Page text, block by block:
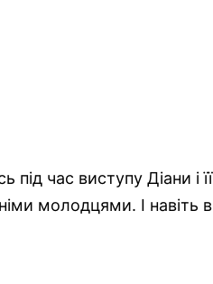
час виступу Діани і її
молодцями. І навіть в